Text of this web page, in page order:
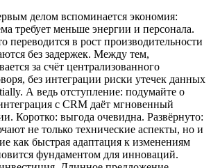
делом вспоминается экономия:
требует меньше энергии и персонала.
переводится в рост производительности
без задержек. Между тем,
за счёт централизованного
без интеграции риски утечек данных
А ведь отступление: подумайте о
с CRM даёт мгновенный
Коротко: выгода очевидна. Развёрнуто:
не только технические аспекты, но и
как быстрая адаптация к изменениям
фундаментом для инноваций.